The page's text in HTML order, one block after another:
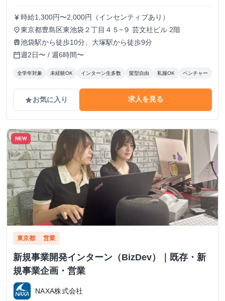
の長期・有給インターンシップ
currency_yen 時給1,300円〜2,000円（インセンティブあり）
place東京都豊島区東池袋２丁目４５−９ 芸文社ビル 2階
train池袋駅から徒歩10分、大塚駅から徒歩9分
calendar_today週2日〜 / 週6時間〜
全学年対象 未経験OK インターン生多数 髪型自由 私服OK ベンチャー
gradeお気に入り 求人を見る
NEW
東京都 営業
新規事業開発インターン（BizDev）｜既存・新
規事業企画・営業
NAXA株式会社